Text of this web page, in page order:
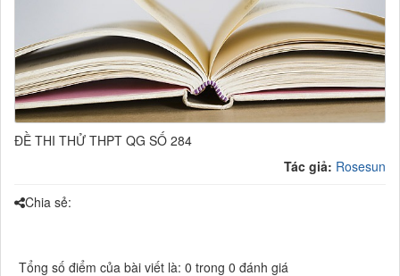
ĐỀ THI THỬ THPT QG SỐ 284
Tác giả: Rosesun
Chia sẻ:
Tổng số điểm của bài viết là: 0 trong 0 đánh giá